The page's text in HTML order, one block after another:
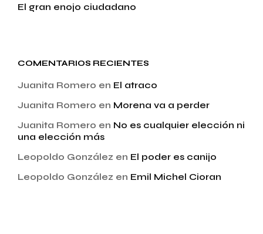
El gran enojo ciudadano
COMENTARIOS RECIENTES
Juanita Romero en El atraco
Juanita Romero en Morena va a perder
Juanita Romero en No es cualquier elección ni
una elección más
Leopoldo González en El poder es canijo
Leopoldo González en Emil Michel Cioran